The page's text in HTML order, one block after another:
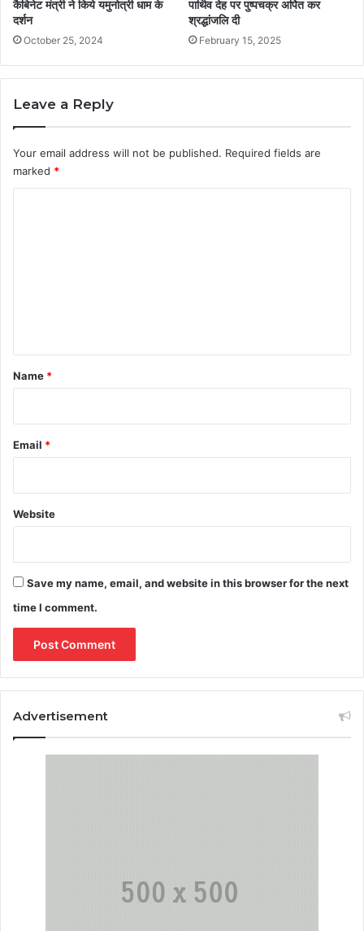
कैबिनेट मंत्री ने किये यमुनोत्री धाम के
दर्शन
October 25, 2024
पार्थिव देह पर पुष्पचक्र अर्पित कर
श्रद्धांजलि दी
February 15, 2025
Leave a Reply
Your email address will not be published. Required fields are
marked *
*
Name *
Email *
Website
Save my name, email, and website in this browser for the next
time I comment.
Advertisement